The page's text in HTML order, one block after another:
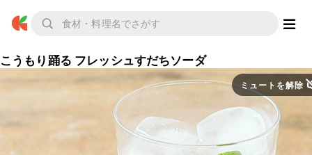
こうもり踊る フレッシュすだちソーダ
ミュートを解除